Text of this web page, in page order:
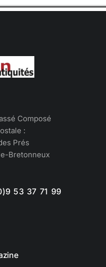
Composé
:
Prés
Bretonneux
53 37 71 99